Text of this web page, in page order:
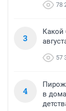
78
3
Какой
57
4
в